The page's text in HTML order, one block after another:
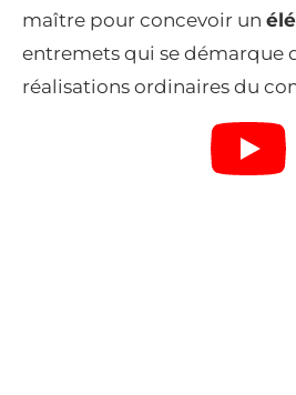
maître pour concevoir un
entremets qui se démarque
réalisations ordinaires du